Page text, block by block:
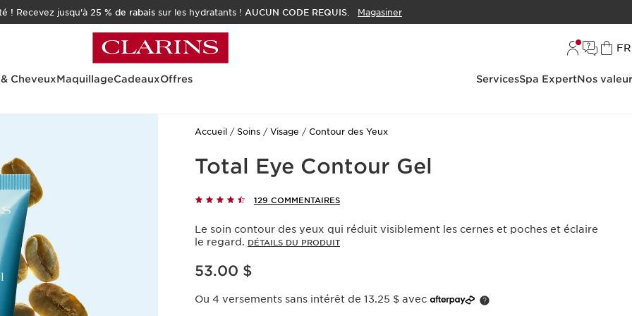
! Recevez jusqu'à 25 % de rabais sur les hydratants ! AUCUN CODE REQUIS. Magasiner
FR
CheveuxMaquillageCadeauxOffres ServicesSpa ExpertNos
Accueil Soins Visage Contour des Yeux
Total Eye Contour Gel
129 COMMENTAIRES
Le soin contour des yeux qui réduit visiblement les cernes et poches et éclaire
le regard. DÉTAILS DU PRODUIT
Nouveau prix 53.00 $
53.00 $
Ou 4 versements sans intérêt de 13.25 $ avec